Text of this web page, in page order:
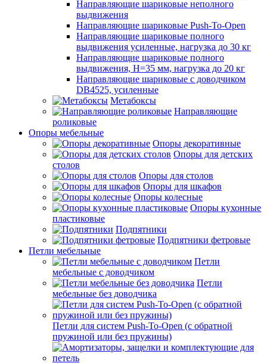
Направляющие шариковые неполного
выдвижения
Направляющие шариковые Push-To-Open
Направляющие шариковые полного
выдвижения усиленные, нагрузка до 30 кг
Направляющие шариковые полного
выдвижения, H=35 мм, нагрузка до 20 кг
Направляющие шариковые с доводчиком
DB4525, усиленные
Метабоксы
Направляющие
роликовые
Опоры мебельные
Опоры декоративные
Опоры для детских
столов
Опоры для столов
Опоры для шкафов
Опоры колесные
Опоры кухонные
пластиковые
Подпятники
Подпятники фетровые
Петли мебельные
Петли
мебельные с доводчиком
Петли
мебельные без доводчика
Петли для систем Push-To-Open (с обратной
пружиной или без пружины)